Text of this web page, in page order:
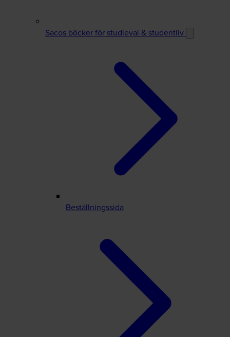
Sacos böcker för studieval & studentliv
Beställningssida